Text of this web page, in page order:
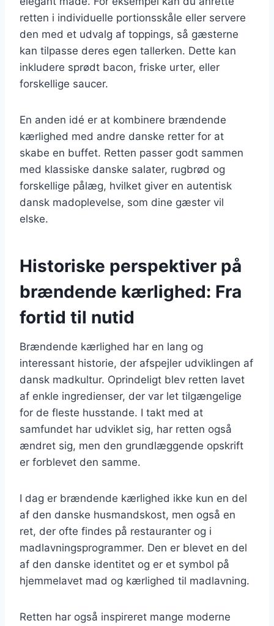
retten i individuelle portionsskåle eller servere
den med et udvalg af toppings, så gæsterne
kan tilpasse deres egen tallerken. Dette kan
inkludere sprødt bacon, friske urter, eller
forskellige saucer.
En anden idé er at kombinere brændende
kærlighed med andre danske retter for at
skabe en buffet. Retten passer godt sammen
med klassiske danske salater, rugbrød og
forskellige pålæg, hvilket giver en autentisk
dansk madoplevelse, som dine gæster vil
elske.
Historiske perspektiver på
brændende kærlighed: Fra
fortid til nutid
Brændende kærlighed har en lang og
interessant historie, der afspejler udviklingen af
dansk madkultur. Oprindeligt blev retten lavet
af enkle ingredienser, der var let tilgængelige
for de fleste husstande. I takt med at
samfundet har udviklet sig, har retten også
ændret sig, men den grundlæggende opskrift
er forblevet den samme.
I dag er brændende kærlighed ikke kun en del
af den danske husmandskost, men også en
ret, der ofte findes på restauranter og i
madlavningsprogrammer. Den er blevet en del
af den danske identitet og er et symbol på
hjemmelavet mad og kærlighed til madlavning.
Retten har også inspireret mange moderne